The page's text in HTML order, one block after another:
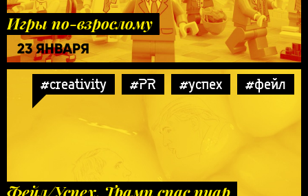
Игры по-взрослому
23 ЯНВАРЯ
#creativity #PR #успех #фейл
Фейл/Успех. Трамп спас пиар